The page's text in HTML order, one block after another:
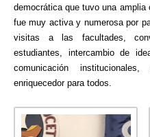
democrática que tuvo una
fue muy activa y numerosa por
visitas a las facultades,
estudiantes, intercambio de
comunicación
enriquecedor para todos.